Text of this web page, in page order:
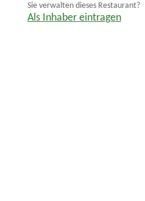
Sie verwalten dieses Restaurant?
Als Inhaber eintragen